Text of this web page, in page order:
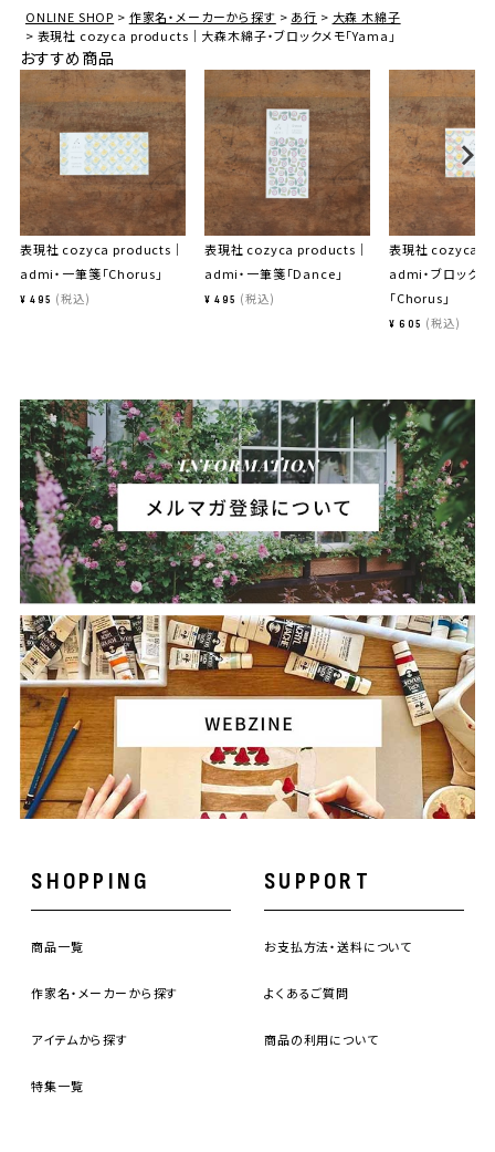
ONLINE SHOP
作家名・メーカーから探す あ行
大森 木綿子
表現社 cozyca products｜大森木綿子・ブロックメモ「Yama」
おすすめ商品
表現社 cozyca products｜
admi・一筆箋「Chorus」
¥ 495 税込
表現社 cozyca products｜
admi・一筆箋「Dance」
¥ 495 税込
表現社 cozyca
admi・ブロックメ
「Chorus」
¥ 605 税込
SHOPPING
商品一覧
作家名・メーカーから探す
アイテムから探す
特集一覧
SUPPORT
お支払方法・送料について
よくあるご質問
商品の利用について